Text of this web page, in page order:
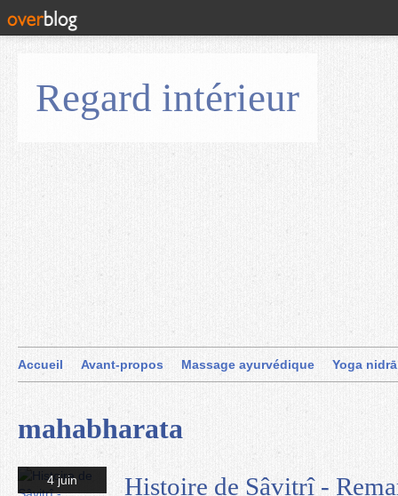
Regard intérieur
Accueil Avant-propos Massage ayurvédique Yoga nidrā
mahabharata
4 juin Histoire de Sâvitrî -